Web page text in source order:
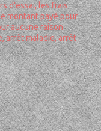
d'essai, les frais
montant payé pour
aucune raison
arrêt maladie, arrêt